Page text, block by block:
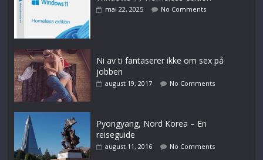
mai 22, 2025 No Comments
Ni av ti fantaserer ikke om sex på
jobben
august 19, 2017 No Comments
Pyongyang, Nord Korea – En
reiseguide
august 11, 2016 No Comments